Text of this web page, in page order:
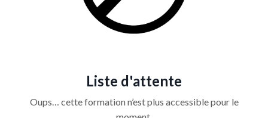
Liste d'attente
Oups… cette formation n’est plus accessible pour le